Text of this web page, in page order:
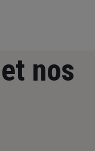
et nos